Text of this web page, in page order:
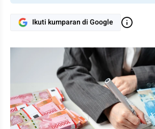
Ikuti kumparan di Google